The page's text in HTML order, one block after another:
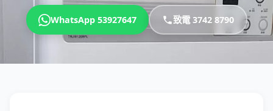
WhatsApp 53927647 致電 3742 8790